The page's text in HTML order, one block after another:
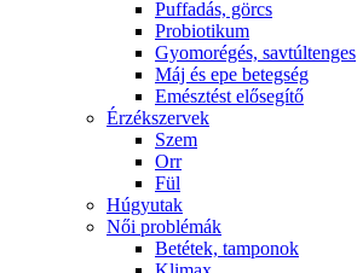
Puffadás, görcs
Probiotikum
Gyomorégés, savtúltenges
Máj és epe betegség
Emésztést elősegítő
Érzékszervek
Szem
Orr
Fül
Húgyutak
Női problémák
Betétek, tamponok